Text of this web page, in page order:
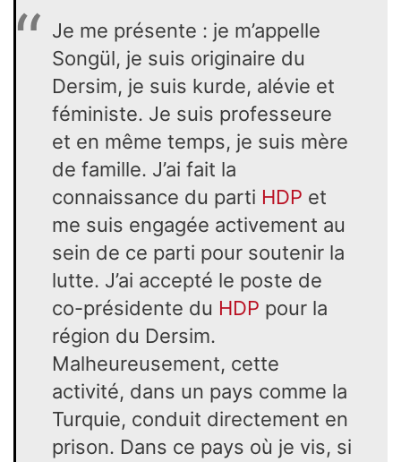
Je me présente : je m’appelle
Songül, je suis originaire du
Dersim, je suis kurde, alévie et
féministe. Je suis professeure
et en même temps, je suis mère
de famille. J’ai fait la
connaissance du parti HDP et
me suis engagée activement au
sein de ce parti pour soutenir la
lutte. J’ai accepté le poste de
co-présidente du HDP pour la
région du Dersim.
Malheureusement, cette
activité, dans un pays comme la
Turquie, conduit directement en
prison. Dans ce pays où je vis, si